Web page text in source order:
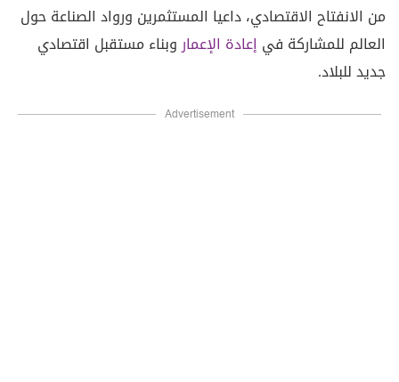
من الانفتاح الاقتصادي، داعيا المستثمرين ورواد الصناعة حول
العالم للمشاركة في إعادة الإعماروبناء مستقبل اقتصادي
جديد للبلاد.
Advertisement